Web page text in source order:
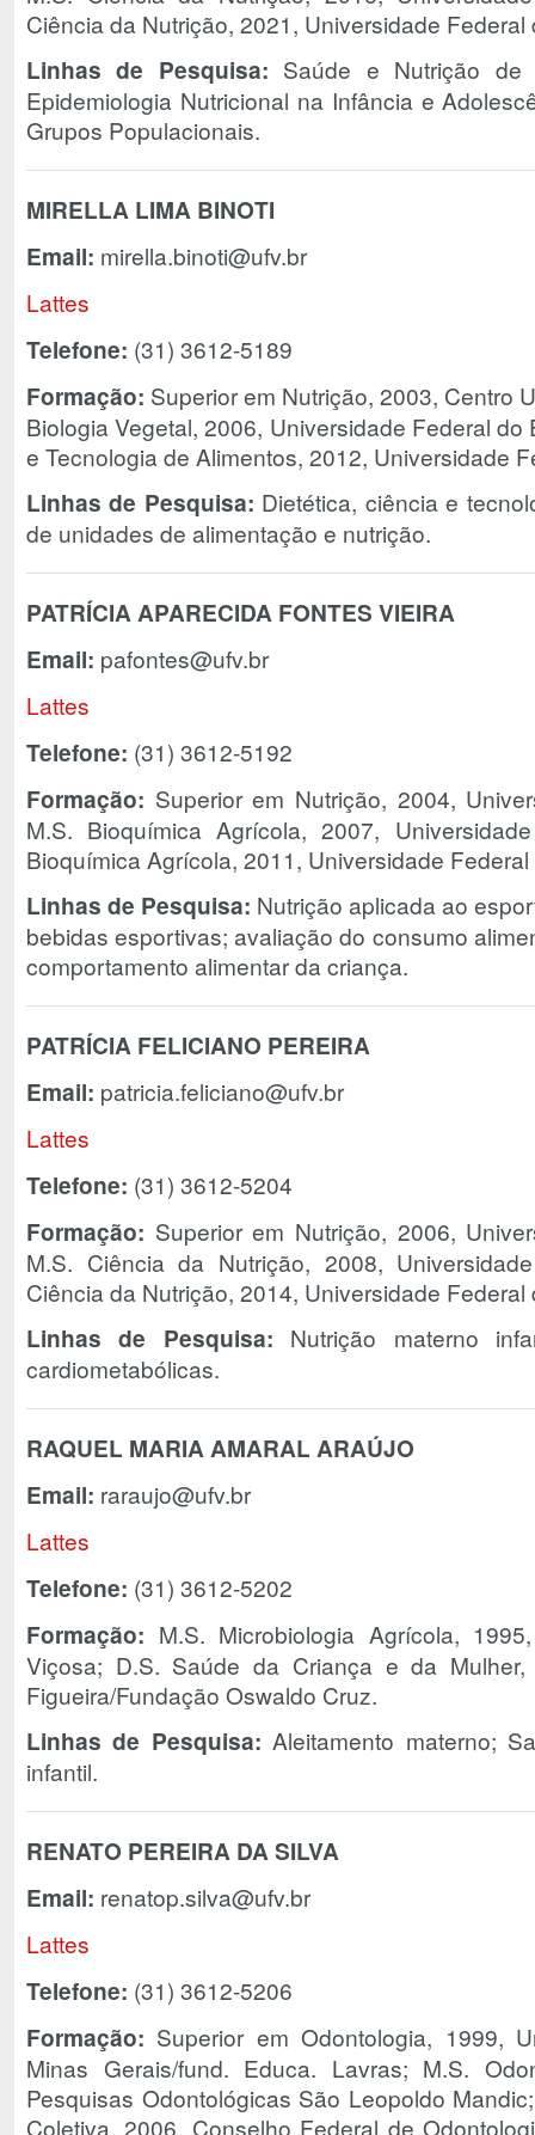
Ciência da Nutrição, 2021, Universidade Federal
Linhas de Pesquisa: Saúde e Nutrição de
Epidemiologia Nutricional na Infância e
Grupos Populacionais.
MIRELLA LIMA BINOTI
Email: mirella.binoti@ufv.br
Lattes
Telefone: (31) 3612-5189
Formação: Superior em Nutrição, 2003, Centro
Biologia Vegetal, 2006, Universidade Federal
e Tecnologia de Alimentos, 2012, Universidade
Linhas de Pesquisa: Dietética, ciência e
de unidades de alimentação e nutrição.
PATRÍCIA APARECIDA FONTES VIEIRA
Email: pafontes@ufv.br
Lattes
Telefone: (31) 3612-5192
Formação: Superior em Nutrição, 2004,
M.S. Bioquímica Agrícola, 2007,
Bioquímica Agrícola, 2011, Universidade
Linhas de Pesquisa: Nutrição aplicada ao
bebidas esportivas; avaliação do consumo
comportamento alimentar da criança.
PATRÍCIA FELICIANO PEREIRA
Email: patricia.feliciano@ufv.br
Lattes
Telefone: (31) 3612-5204
Formação: Superior em Nutrição, 2006,
M.S. Ciência da Nutrição, 2008,
Ciência da Nutrição, 2014, Universidade Federal
Linhas de Pesquisa: Nutrição materno
cardiometabólicas.
RAQUEL MARIA AMARAL ARAÚJO
Email: raraujo@ufv.br
Lattes
Telefone: (31) 3612-5202
Formação: M.S. Microbiologia Agrícola,
Viçosa; D.S. Saúde da Criança e da Mulher,
Figueira/Fundação Oswaldo Cruz.
Linhas de Pesquisa: Aleitamento materno;
infantil.
RENATO PEREIRA DA SILVA
Email: renatop.silva@ufv.br
Lattes
Telefone: (31) 3612-5206
Formação: Superior em Odontologia, 1999,
Minas Gerais/fund. Educa. Lavras; M.S.
Pesquisas Odontológicas São Leopoldo
Coletiva, 2006, Conselho Federal de